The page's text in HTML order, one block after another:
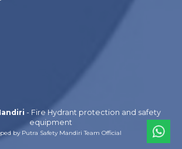
- Fire Hydrant protection and safety
equipment
by Putra Safety Mandiri Team Official